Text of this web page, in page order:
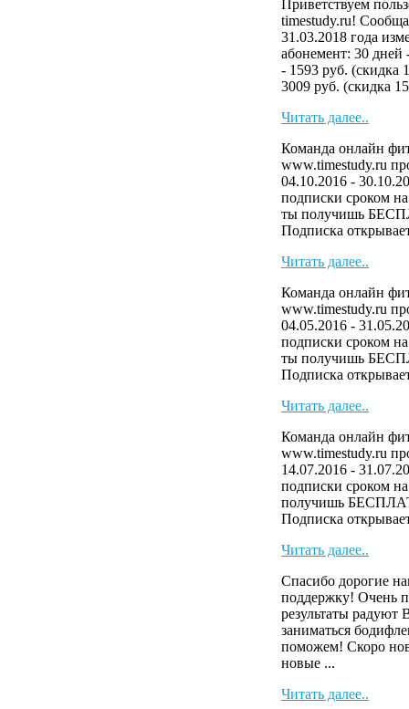
Приветствуем
timestudy.ru!
31.03.2018 года
абонемент: 30 дней
- 1593 руб. (скидка
3009 руб. (скидка
Читать далее..
Команда онлайн
www.timestudy.ru
04.10.2016 -
подписки сроком
ты получишь
Подписка
Читать далее..
Команда онлайн
www.timestudy.ru
04.05.2016 -
подписки сроком
ты получишь
Подписка
Читать далее..
Команда онлайн
www.timestudy.ru
14.07.2016 -
подписки сроком
получишь
Подписка
Читать далее..
Спасибо дорогие
поддержку! Очень
результаты радуют
заниматься
поможем! Скоро
новые ...
Читать далее..